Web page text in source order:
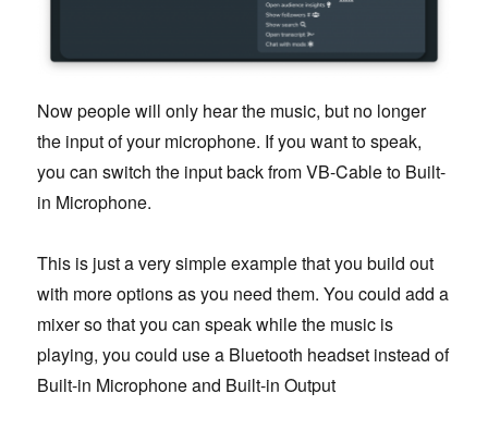
Now people will only hear the music, but no longer
the input of your microphone. If you want to speak,
you can switch the input back from VB-Cable to Built-
in Microphone.
This is just a very simple example that you build out
with more options as you need them. You could add a
mixer so that you can speak while the music is
playing, you could use a Bluetooth headset instead of
Built-in Microphone and Built-in Output